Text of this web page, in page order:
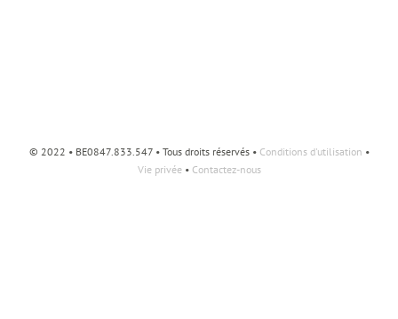
© 2022 • BE0847.833.547 • Tous droits réservés • Conditions d'utilisation •
Vie privée• Contactez-nous